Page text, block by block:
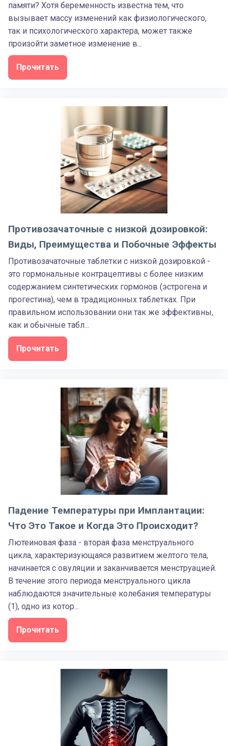
памяти? Хотя беременность известна тем, что
вызывает массу изменений как физиологического,
так и психологического характера, может также
произойти заметное изменение в...
Прочитать
Противозачаточные с низкой дозировкой:
Виды, Преимущества и Побочные Эффекты
Противозачаточные таблетки с низкой дозировкой -
это гормональные контрацептивы с более низким
содержанием синтетических гормонов (эстрогена и
прогестина), чем в традиционных таблетках. При
правильном использовании они так же эффективны,
как и обычные табл...
Прочитать
Падение Температуры при Имплантации:
Что Это Такое и Когда Это Происходит?
Лютеиновая фаза - вторая фаза менструального
цикла, характеризующаяся развитием желтого тела,
начинается с овуляции и заканчивается менструацией.
В течение этого периода менструального цикла
наблюдаются значительные колебания температуры
(1), одно из котор...
Прочитать